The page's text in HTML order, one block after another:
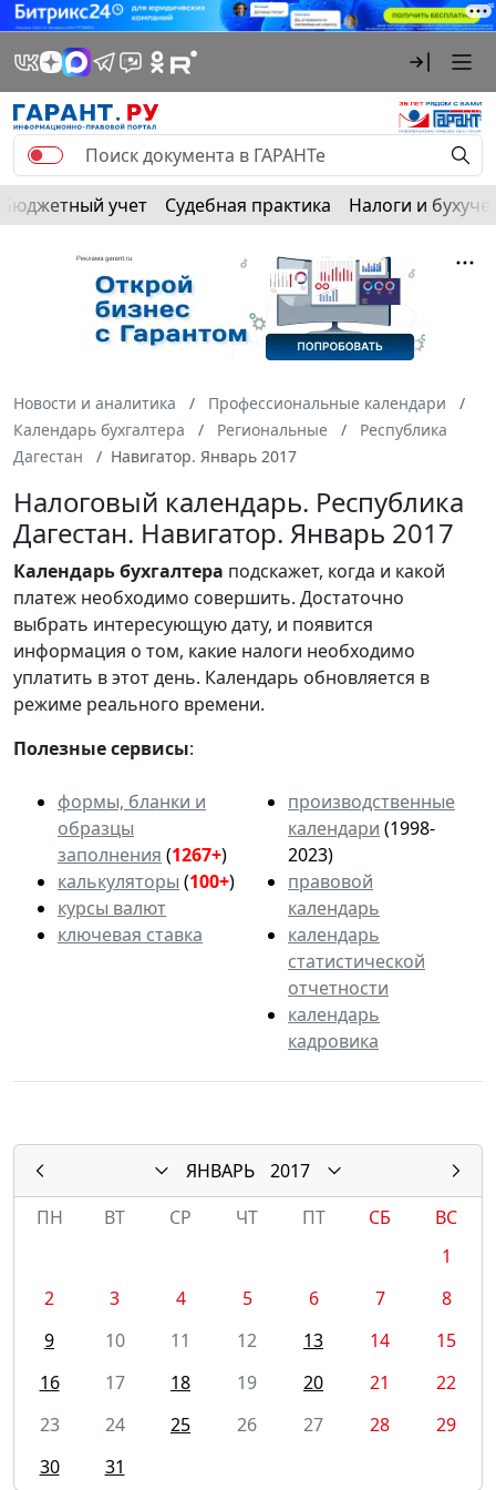
Бюджетный учет Судебная практика Налоги и
Новости и аналитика
Профессиональные календари
Календарь бухгалтера
Региональные
Республика
Дагестан
Навигатор. Январь 2017
Налоговый календарь. Республика
Дагестан. Навигатор. Январь 2017
Календарьбухгалтера подскажет, когда и какой
платеж необходимо совершить. Достаточно
выбрать интересующую дату, и появится
информация о том, какие налоги необходимо
уплатить в этот день. Календарь обновляется в
режиме реального времени.
Полезные сервисы:
формы, бланки и
образцы
заполнения (1267+)
калькуляторы (100+)
курсы валют
ключевая ставка
производственные
календари (1998-
2023)
правовой
календарь
календарь
статистической
отчетности
календарь
кадровика
ЯНВАРЬ
2017
ПН
ВТ СР ЧТ ПТ СБ
ВС
1
2
3 4 5 6 7
8
9
10 11 12 13 14
15
16
17 18 19 20 21
22
23
24 25 26 27 28
29
30
31